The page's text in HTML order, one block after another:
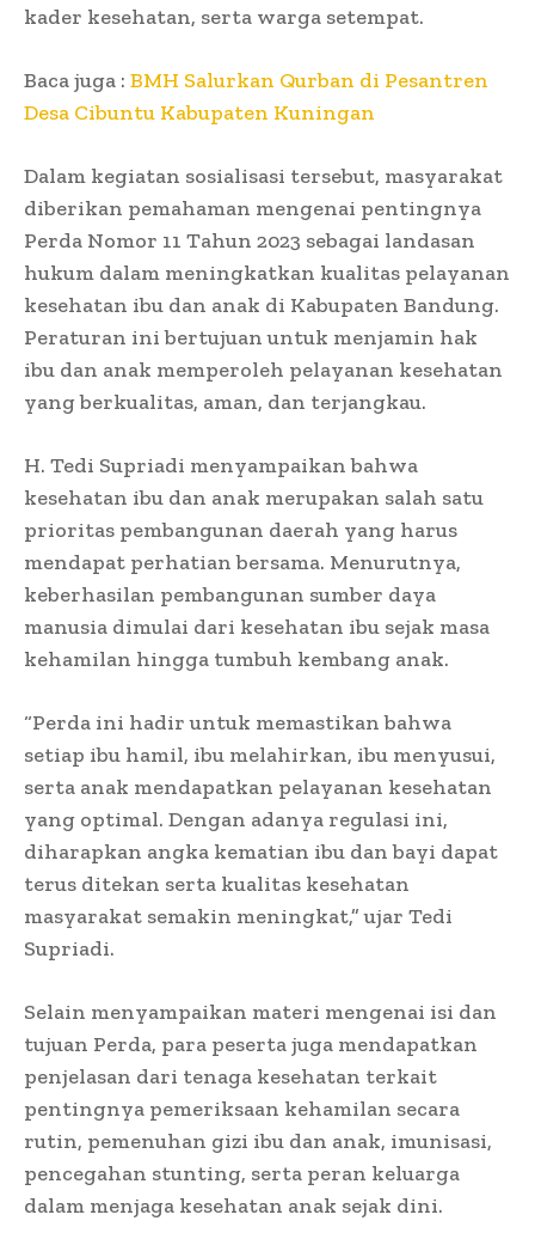
kader kesehatan, serta warga setempat.
Baca juga : BMH Salurkan Qurban di Pesantren
Desa Cibuntu Kabupaten Kuningan
Dalam kegiatan sosialisasi tersebut, masyarakat
diberikan pemahaman mengenai pentingnya
Perda Nomor 11 Tahun 2023 sebagai landasan
hukum dalam meningkatkan kualitas pelayanan
kesehatan ibu dan anak di Kabupaten Bandung.
Peraturan ini bertujuan untuk menjamin hak
ibu dan anak memperoleh pelayanan kesehatan
yang berkualitas, aman, dan terjangkau.
H. Tedi Supriadi menyampaikan bahwa
kesehatan ibu dan anak merupakan salah satu
prioritas pembangunan daerah yang harus
mendapat perhatian bersama. Menurutnya,
keberhasilan pembangunan sumber daya
manusia dimulai dari kesehatan ibu sejak masa
kehamilan hingga tumbuh kembang anak.
“Perda ini hadir untuk memastikan bahwa
setiap ibu hamil, ibu melahirkan, ibu menyusui,
serta anak mendapatkan pelayanan kesehatan
yang optimal. Dengan adanya regulasi ini,
diharapkan angka kematian ibu dan bayi dapat
terus ditekan serta kualitas kesehatan
masyarakat semakin meningkat,” ujar Tedi
Supriadi.
Selain menyampaikan materi mengenai isi dan
tujuan Perda, para peserta juga mendapatkan
penjelasan dari tenaga kesehatan terkait
pentingnya pemeriksaan kehamilan secara
rutin, pemenuhan gizi ibu dan anak, imunisasi,
pencegahan stunting, serta peran keluarga
dalam menjaga kesehatan anak sejak dini.